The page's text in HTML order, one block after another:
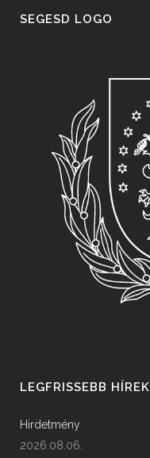
SEGESD LOGO
LEGFRISSEBB HÍREK
Hirdetmény
2026.08.06.